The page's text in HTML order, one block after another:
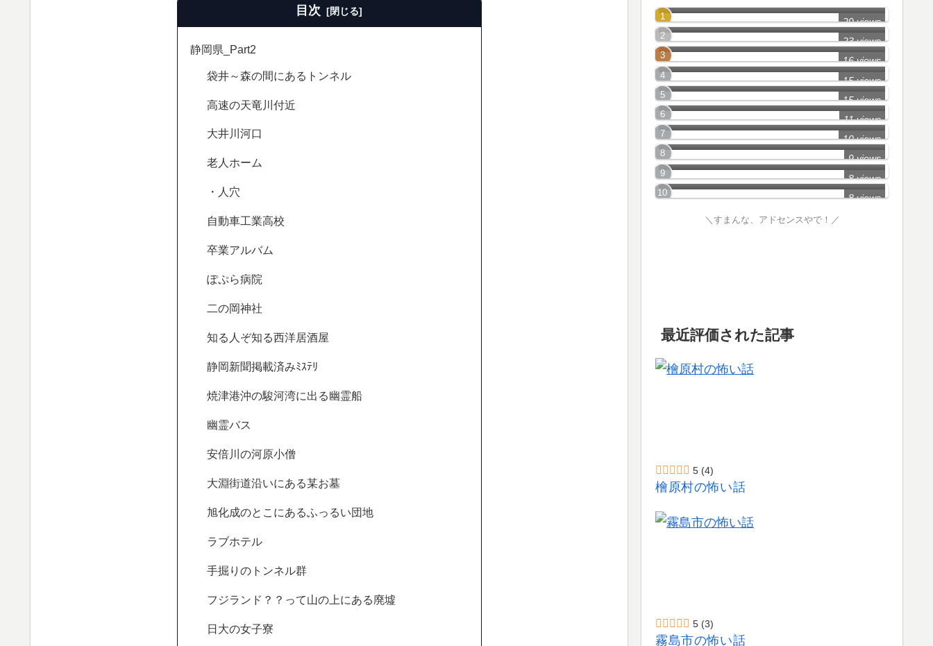
目次
静岡県_Part2
袋井～森の間にあるトンネル
高速の天竜川付近
大井川河口
老人ホーム
・人穴
自動車工業高校
卒業アルバム
ぽぷら病院
二の岡神社
知る人ぞ知る西洋居酒屋
静岡新聞掲載済みﾐｽﾃﾘ
焼津港沖の駿河湾に出る幽霊船
幽霊バス
安倍川の河原小僧
大淵街道沿いにある某お墓
旭化成のとこにあるふっるい団地
ラブホテル
手掘りのトンネル群
フジランド？？って山の上にある廃墟
日大の女子寮
29 views
静岡県_中部＆西部2
23 views
岐阜県_Part1
16 views
静岡県西部_Part10
15 views
静岡県(東部)_Part1
15 views
岐阜県_Part6
11 views
三重県_Part2
10 views
愛知県_Part8
9 views
岐阜県_Part10
8 views
岐阜県_Part9
8 views
＼すまんな、アドセンスやで！／
最近評価された記事
5 (4)
檜原村の怖い話
5 (3)
霧島市の怖い話